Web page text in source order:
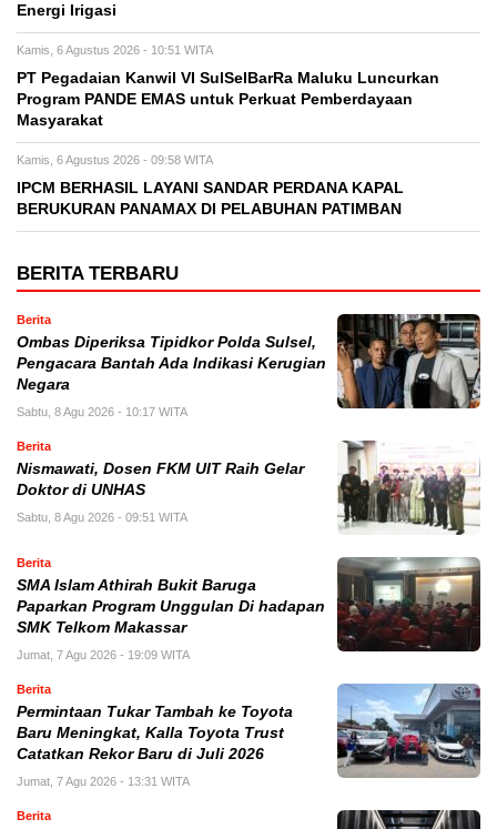
Energi Irigasi
Kamis, 6 Agustus 2026 - 10:51 WITA
PT Pegadaian Kanwil VI SulSelBarRa Maluku Luncurkan
Program PANDE EMAS untuk Perkuat Pemberdayaan
Masyarakat
Kamis, 6 Agustus 2026 - 09:58 WITA
IPCM BERHASIL LAYANI SANDAR PERDANA KAPAL
BERUKURAN PANAMAX DI PELABUHAN PATIMBAN
BERITA TERBARU
Berita
Ombas Diperiksa Tipidkor Polda Sulsel,
Pengacara Bantah Ada Indikasi Kerugian
Negara
Sabtu, 8 Agu 2026 - 10:17 WITA
Berita
Nismawati, Dosen FKM UIT Raih Gelar
Doktor di UNHAS
Sabtu, 8 Agu 2026 - 09:51 WITA
Berita
SMA Islam Athirah Bukit Baruga
Paparkan Program Unggulan Di hadapan
SMK Telkom Makassar
Jumat, 7 Agu 2026 - 19:09 WITA
Berita
Permintaan Tukar Tambah ke Toyota
Baru Meningkat, Kalla Toyota Trust
Catatkan Rekor Baru di Juli 2026
Jumat, 7 Agu 2026 - 13:31 WITA
Berita